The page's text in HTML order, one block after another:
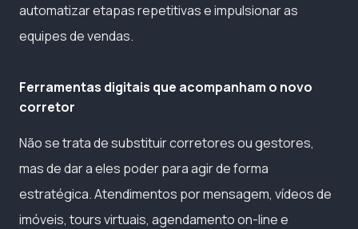
automatizar etapas repetitivas e impulsionar as
equipes de vendas.
Ferramentas digitais que acompanham o novo
corretor
Não se trata de substituir corretores ou gestores,
mas de dar a eles poder para agir de forma
estratégica. Atendimentos por mensagem, vídeos de
imóveis, tours virtuais, agendamento on-line e